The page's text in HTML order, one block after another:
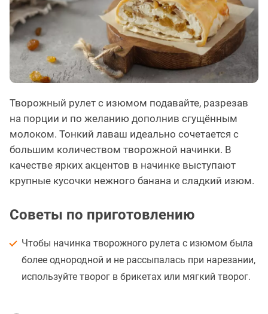
Творожный рулет с изюмом подавайте, разрезав
на порции и по желанию дополнив сгущённым
молоком. Тонкий лаваш идеально сочетается с
большим количеством творожной начинки. В
качестве ярких акцентов в начинке выступают
крупные кусочки нежного банана и сладкий изюм.
Советы по приготовлению
Чтобы начинка творожного рулета с изюмом была
более однородной и не рассыпалась при нарезании,
используйте творог в брикетах или мягкий творог.